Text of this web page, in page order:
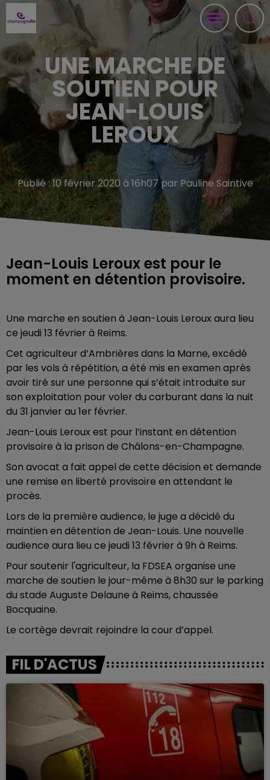
UNE MARCHE DE
SOUTIEN POUR
JEAN-LOUIS
LEROUX
Publié : 10 février 2020 à 16h07 par Pauline Saintive
Jean-Louis Leroux est pour le
moment en détention provisoire.
Une marche en soutien à Jean-Louis Leroux aura lieu
ce jeudi 13 février à Reims.
Cet agriculteur d’Ambrières dans la Marne, excédé
par les vols à répétition, a été mis en examen après
avoir tiré sur une personne qui s’était introduite sur
son exploitation pour voler du carburant dans la nuit
du 31 janvier au 1er février.
Jean-Louis Leroux est pour l’instant en détention
provisoire à la prison de Châlons-en-Champagne.
Son avocat a fait appel de cette décision et demande
une remise en liberté provisoire en attendant le
procès.
Lors de la première audience, le juge a décidé du
maintien en détention de Jean-Louis. Une nouvelle
audience aura lieu ce jeudi 13 février à 9h à Reims.
Pour soutenir l'agriculteur, la FDSEA organise une
marche de soutien le jour-même à 8h30 sur le parking
du stade Auguste Delaune à Reims, chaussée
Bocquaine.
Le cortège devrait rejoindre la cour d’appel.
FIL D'ACTUS